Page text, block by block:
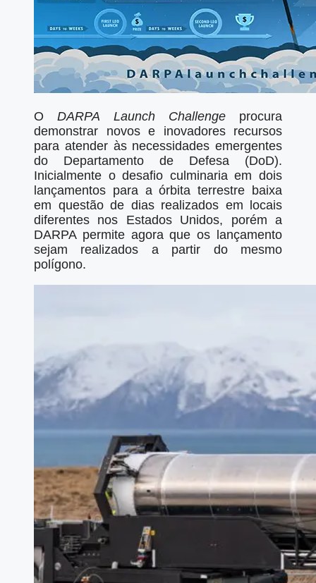
ODARPA Launch Challengeprocura
demonstrar novos e inovadores recursos
para atender às necessidades emergentes
do Departamento de Defesa (DoD).
Inicialmente o desafio culminaria em dois
lançamentos para a órbita terrestre baixa
em questão de dias realizados em locais
diferentes nos Estados Unidos, porém a
DARPA permite agora que os lançamento
sejam realizados a partir do mesmo
polígono.